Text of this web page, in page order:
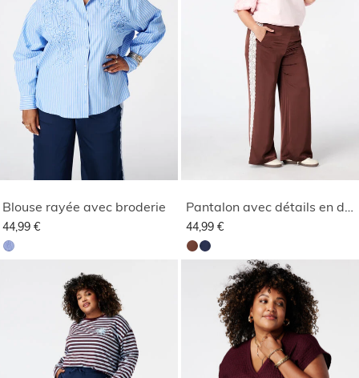
Blouse rayée avec broderie
44,99 €
Pantalon avec détails en dentelle sur les côtés
44,99 €